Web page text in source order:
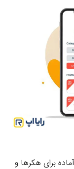
برای هکرها و